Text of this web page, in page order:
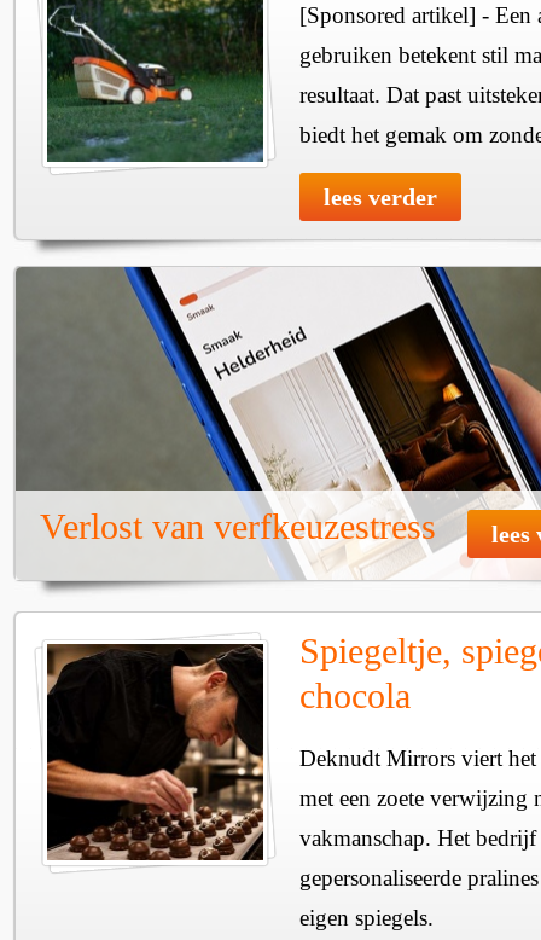
[Sponsored artikel] - Een
gebruiken betekent stil
resultaat. Dat past
biedt het gemak om
lees verder
Verlost van verfkeuzestress lees
Spiegeltje,
chocola
Deknudt Mirrors viert het
met een zoete verwijzing
vakmanschap. Het
gepersonaliseerde
eigen spiegels.